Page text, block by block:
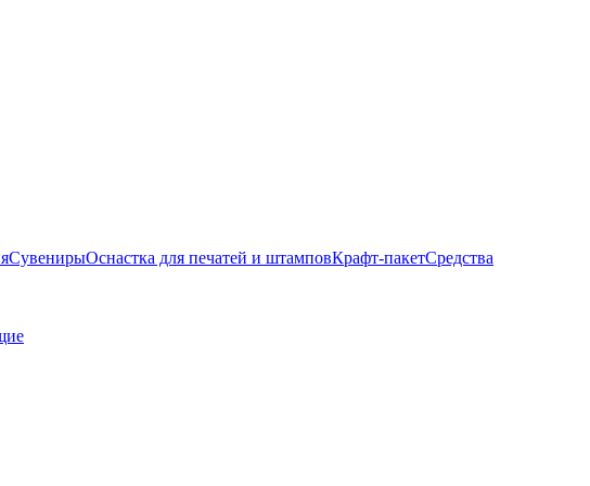
СувенирыОснастка для печатей и штамповКрафт-пакетСредства